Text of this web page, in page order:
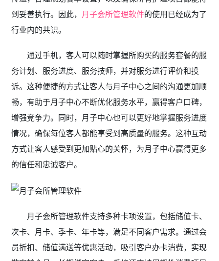
到妥善执行。因此， 月子会所管理软件的使用已经成为了
行业内的共识。
通过手机，客人可以随时掌握所购买的服务套餐的服
务计划、服务进度、服务技师，并对服务进行评价和投
诉。这种便捷的方式让客人与月子中心之间的沟通更加顺
畅，有助于月子中心不断优化服务水平，赢得客户口碑，
增强竞争力。同时，月子中心也可以更好地掌握服务进度
情况，确保每位客人都能享受到高质量的服务。这种互动
方式让客人感受到更加贴心的关怀，为月子中心赢得更多
的信任和忠诚客户。
月子会所管理软件支持多种卡项设置，包括储值卡、
次卡、月卡、季卡、年卡等，满足不同客户需求。通过会
员折扣、储值满送等优惠活动，吸引客户办卡消费，实现